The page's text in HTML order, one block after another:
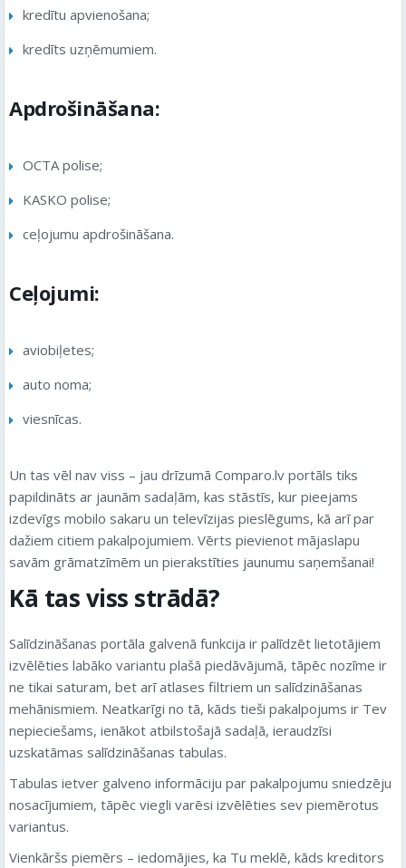
kredītu apvienošana;
kredīts uzņēmumiem.
Apdrošināšana:
OCTA polise;
KASKO polise;
ceļojumu apdrošināšana.
Ceļojumi:
aviobiļetes;
auto noma;
viesnīcas.
Un tas vēl nav viss – jau drīzumā Comparo.lv portāls tiks
papildināts ar jaunām sadaļām, kas stāstīs, kur pieejams
izdevīgs mobilo sakaru un televīzijas pieslēgums, kā arī par
dažiem citiem pakalpojumiem. Vērts pievienot mājaslapu
savām grāmatzīmēm un pierakstīties jaunumu saņemšanai!
Kā tas viss strādā?
Salīdzināšanas portāla galvenā funkcija ir palīdzēt lietotājiem
izvēlēties labāko variantu plašā piedāvājumā, tāpēc nozīme ir
ne tikai saturam, bet arī atlases filtriem un salīdzināšanas
mehānismiem. Neatkarīgi no tā, kāds tieši pakalpojums ir Tev
nepieciešams, ienākot atbilstošajā sadaļā, ieraudzīsi
uzskatāmas salīdzināšanas tabulas.
Tabulas ietver galveno informāciju par pakalpojumu sniedzēju
nosacījumiem, tāpēc viegli varēsi izvēlēties sev piemērotus
variantus.
Vienkāršs piemērs – iedomājies, ka Tu meklē, kāds kreditors